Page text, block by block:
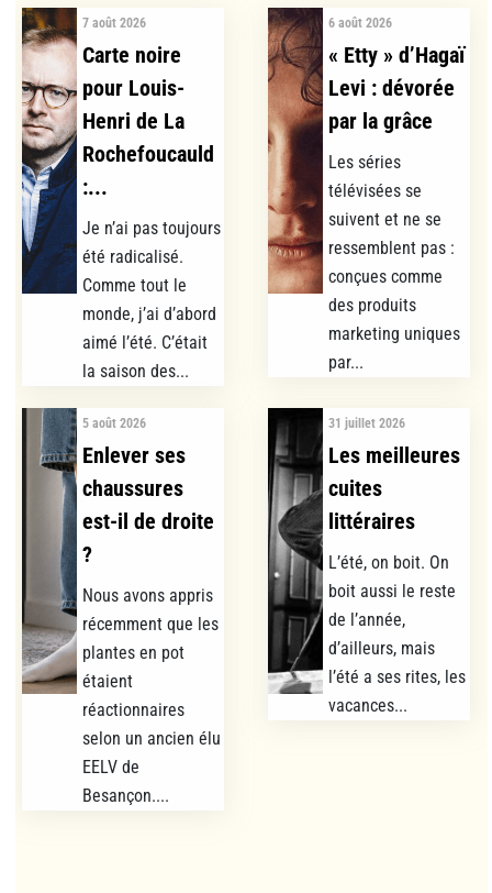
7 août 2026
Carte noire
pour Louis-
Henri de La
Rochefoucauld
:...
Je n’ai pas toujours
été radicalisé.
Comme tout le
monde, j’ai d’abord
aimé l’été. C’était
la saison des...
6 août 2026
« Etty » d’Hagaï
Levi : dévorée
par la grâce
Les séries
télévisées se
suivent et ne se
ressemblent pas :
conçues comme
des produits
marketing uniques
par...
5 août 2026
Enlever ses
chaussures
est-il de droite
?
Nous avons appris
récemment que les
plantes en pot
étaient
réactionnaires
selon un ancien élu
EELV de
Besançon....
31 juillet 2026
Les meilleures
cuites
littéraires
L’été, on boit. On
boit aussi le reste
de l’année,
d’ailleurs, mais
l’été a ses rites, les
vacances...